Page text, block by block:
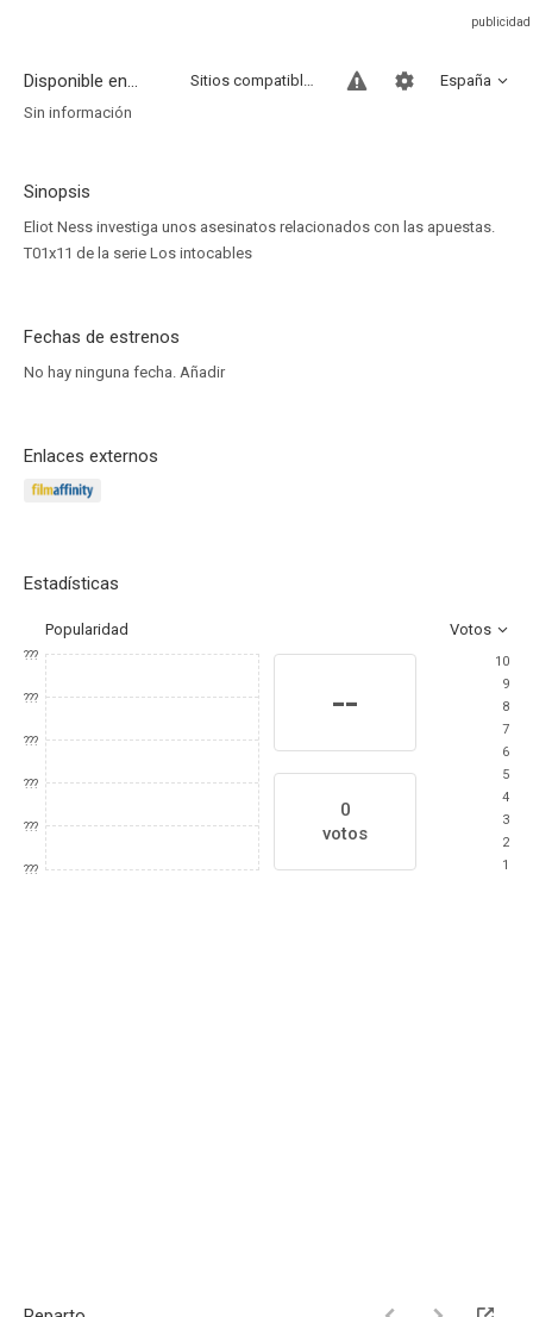
Disponible en... España
Sitios compatibles
Sin información
Sinopsis
Eliot Ness investiga unos asesinatos relacionados con las apuestas.
T01x11 de la serie Los intocables
Fechas de estrenos
No hay ninguna fecha. Añadir
Enlaces externos
Estadísticas
Popularidad Votos
???
???
???
???
???
???
--
0
votos
10
9
8
7
6
5
4
3
2
1